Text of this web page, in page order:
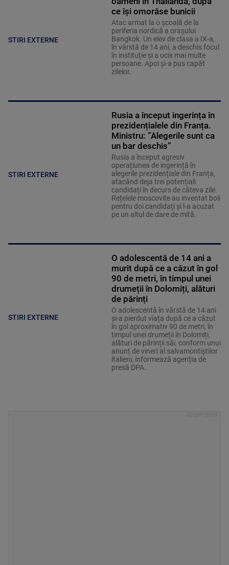
STIRI EXTERNE
ce își omorâse bunicii
Atac armat la o școală de la
periferia nordică a orașului
Bangkok. Un elev de clasa a IX-a,
în vârstă de 14 ani, a deschis focul
în instituție și a ucis mai multe
persoane. Apoi și-a pus capăt
zilelor.
STIRI EXTERNE
Rusia a început ingerința în
prezidențialele din Franța.
Ministru: ”Alegerile sunt ca
un bar deschis”
Rusia a început agresiv
operațiunea de ingerință în
alegerile prezidențiale din Franța,
atacând deja trei potențiali
candidați în decurs de câteva zile.
Rețelele moscovite au inventat boli
pentru doi candidați și l-a acuzat
pe un altul de dare de mită.
STIRI EXTERNE
O adolescentă de 14 ani a
murit după ce a căzut în gol
90 de metri, în timpul unei
drumeții în Dolomiți, alături
de părinți
O adolescentă în vârstă de 14 ani
și-a pierdut viața după ce a căzut
în gol aproximativ 90 de metri, în
timpul unei drumeții în Dolomiți,
alături de părinții săi, conform unui
anunț de vineri al salvamontiștilor
italieni, informează agenția de
presă DPA.